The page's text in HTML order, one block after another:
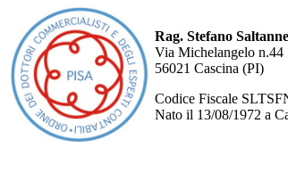
Rag. Stefano
Via Michelangelo n.44
56021 Cascina (PI)
Codice Fiscale
Nato il 13/08/1972 a